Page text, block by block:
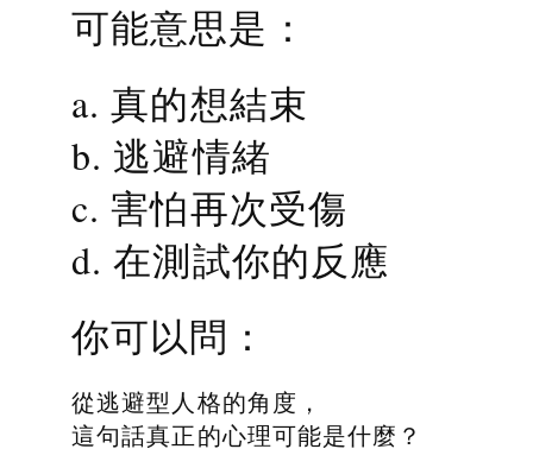
可能意思是：
a. 真的想結束
b. 逃避情緒
c. 害怕再次受傷
d. 在測試你的反應
你可以問：
從逃避型人格的角度，
這句話真正的心理可能是什麼？